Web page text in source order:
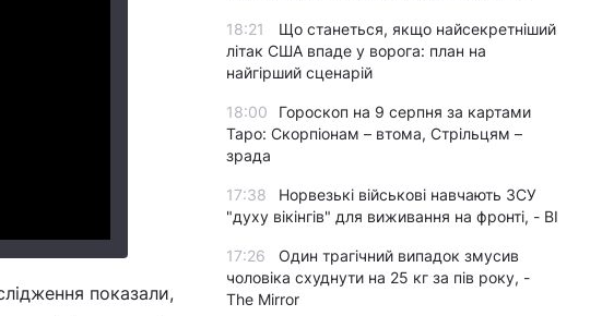
показали,
18:21
Що станеться, якщо найсекретніший
літак США впаде у ворога: план на
найгірший сценарій
18:00
Гороскоп на 9 серпня за картами
Таро: Скорпіонам – втома, Стрільцям –
зрада
17:38
Норвезькі військові навчають ЗСУ
"духу вікінгів" для виживання на фронті, - BI
17:26
Один трагічний випадок змусив
чоловіка схуднути на 25 кг за пів року, -
The Mirror